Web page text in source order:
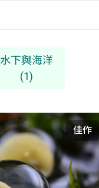
水下與海洋
(1)
佳作